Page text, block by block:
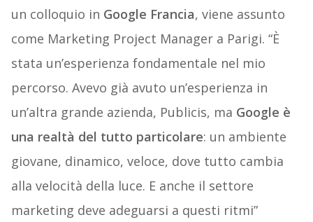
un colloquio in Google Francia, viene assunto
come Marketing Project Manager a Parigi. “È
stata un’esperienza fondamentale nel mio
percorso. Avevo già avuto un’esperienza in
un’altra grande azienda, Publicis, ma Google è
una realtà del tutto particolare: un ambiente
giovane, dinamico, veloce, dove tutto cambia
alla velocità della luce. E anche il settore
marketing deve adeguarsi a questi ritmi”